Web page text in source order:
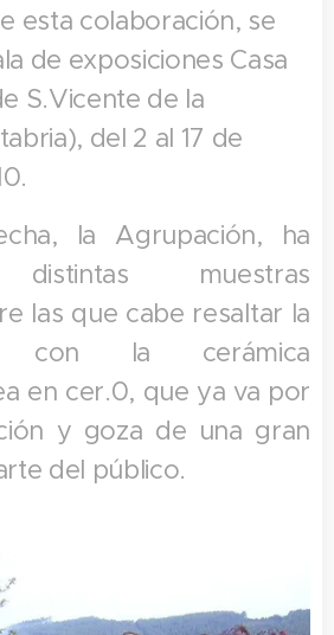
esta colaboración, se
de exposiciones Casa
S.Vicente de la
del 2 al 17 de
la Agrupación, ha
distintas muestras
las que cabe resaltar la
con la cerámica
en cer.0, que ya va por
y goza de una gran
del público.